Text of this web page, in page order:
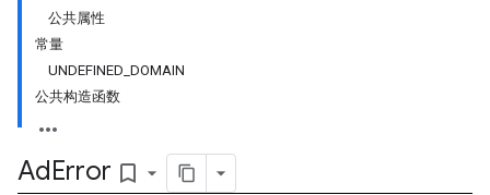
公共属性
常量
UNDEFINED_DOMAIN
公共构造函数
AdError bookmark_border